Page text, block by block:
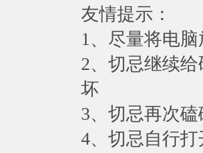
友情提示：
1、尽量将电
2、切忌继续
坏
3、切忌再次
4、切忌自行